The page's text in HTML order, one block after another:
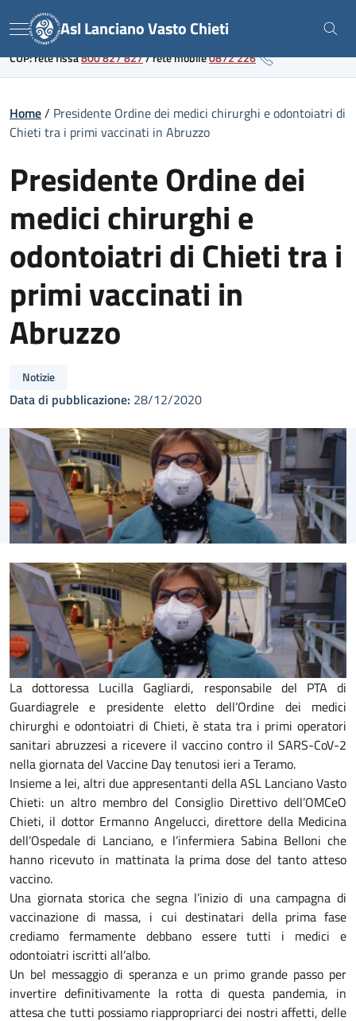
to
content
Link al portale sanitario regionale
Menu Asl Lanciano Vasto Chieti
CUP: rete fissa800 827 827/rete mobile0872 226
Home/ Presidente Ordine dei medici chirurghi e odontoiatri di
Chieti tra i primi vaccinati in Abruzzo
Presidente Ordine dei
medici chirurghi e
odontoiatri di Chieti tra i
primi vaccinati in
Abruzzo
Notizie
Data di pubblicazione: 28/12/2020
La dottoressa Lucilla Gagliardi, responsabile del PTA di
Guardiagrele e presidente eletto dell’Ordine dei medici
chirurghi e odontoiatri di Chieti, è stata tra i primi operatori
sanitari abruzzesi a ricevere il vaccino contro il SARS-CoV-2
nella giornata del Vaccine Day tenutosi ieri a Teramo.
Insieme a lei, altri due appresentanti della ASL Lanciano Vasto
Chieti: un altro membro del Consiglio Direttivo dell’OMCeO
Chieti, il dottor Ermanno Angelucci, direttore della Medicina
dell’Ospedale di Lanciano, e l’infermiera Sabina Belloni che
hanno ricevuto in mattinata la prima dose del tanto atteso
vaccino.
Una giornata storica che segna l’inizio di una campagna di
vaccinazione di massa, i cui destinatari della prima fase
crediamo fermamente debbano essere tutti i medici e
odontoiatri iscritti all’albo.
Un bel messaggio di speranza e un primo grande passo per
invertire definitivamente la rotta di questa pandemia, in
attesa che tutti possiamo riappropriarci dei nostri affetti, delle